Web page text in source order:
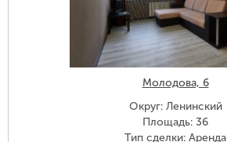
Молодова, 6
Округ: Ленинский
Площадь: 36
Тип сделки: Аренда